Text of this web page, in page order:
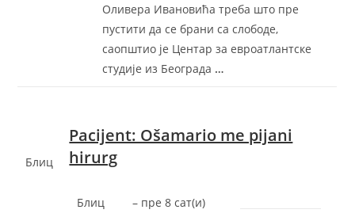
Оливера Ивановића треба што пре
пустити да се брани са слободе,
саопштио је Центар за евроатлантске
студије из Београда …
Блиц
Pacijent: Ošamario me pijani
hirurg
Блиц – ‎пре 8 сат(и)‎